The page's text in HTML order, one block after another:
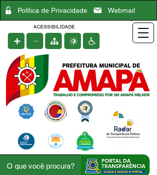
Política de Privacidade Webmail
ACESSIBILIDADE